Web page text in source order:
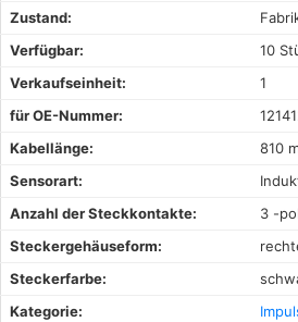
Zustand:
Verfügbar:
10
Verkaufseinheit:
1
für OE-Nummer:
Kabellänge:
810
Sensorart:
Anzahl der Steckkontakte:
3 -
Steckergehäuseform:
Steckerfarbe:
Kategorie: